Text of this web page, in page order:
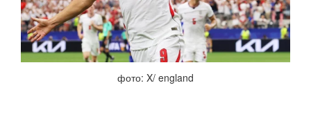
фото: X/ england